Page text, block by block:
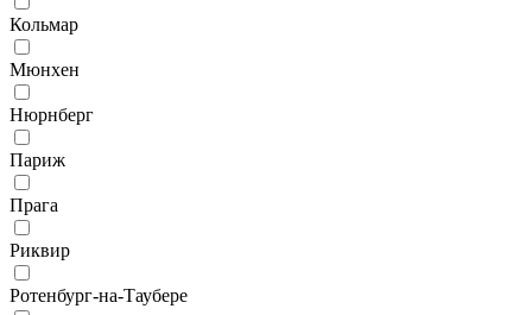
Кольмар
Мюнхен
Нюрнберг
Париж
Прага
Риквир
Ротенбург-на-Таубере